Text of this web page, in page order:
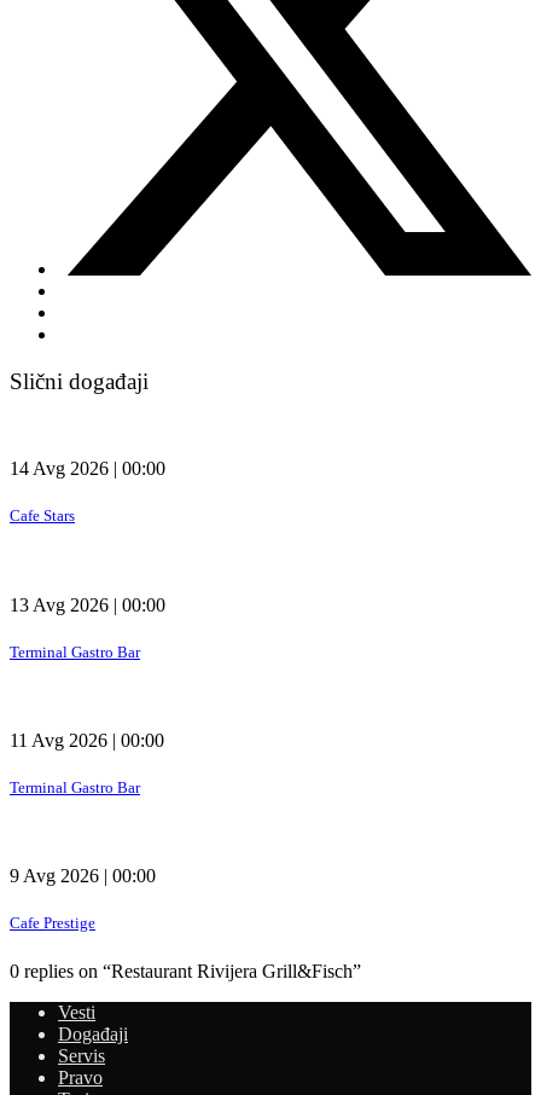
Slični događaji
14 Avg 2026 | 00:00
Cafe Stars
13 Avg 2026 | 00:00
Terminal Gastro Bar
11 Avg 2026 | 00:00
Terminal Gastro Bar
9 Avg 2026 | 00:00
Cafe Prestige
0 replies on “Restaurant Rivijera Grill&Fisch”
Vesti
Događaji
Servis
Pravo